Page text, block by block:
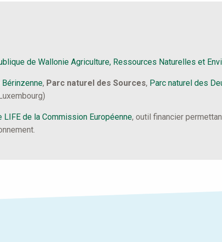
de Wallonie Agriculture, Ressources Naturelles et
, Parc naturel des Sources, Parc naturel des
LIFE de la Commission Européenne, outil financier